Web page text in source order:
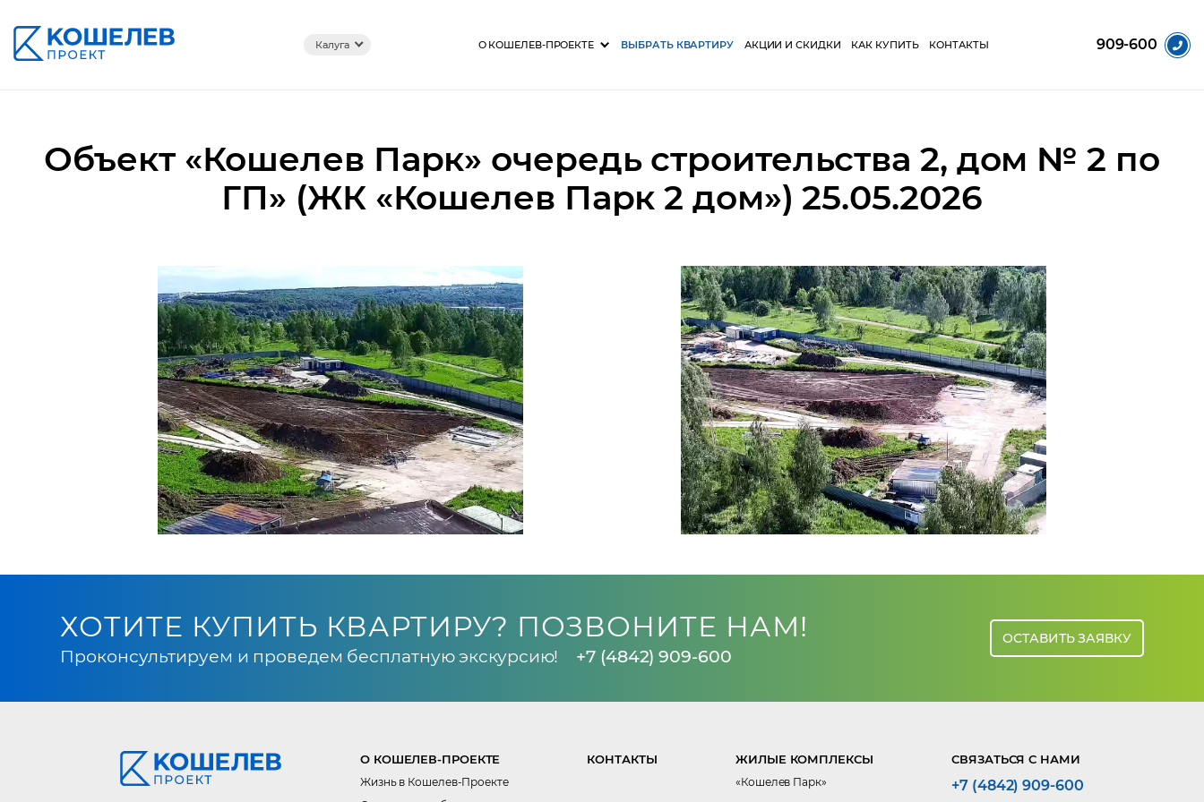
Калуга О КОШЕЛЕВ-ПРОЕКТЕ ВЫБРАТЬ КВАРТИРУ АКЦИИ И СКИДКИ КАК КУПИТЬ КОНТАКТЫ 909-600
Объект «Кошелев Парк» очередь строительства 2, дом № 2 по
ГП» (ЖК «Кошелев Парк 2 дом») 25.05.2026
ХОТИТЕ КУПИТЬ КВАРТИРУ? ПОЗВОНИТЕ НАМ!
Проконсультируем и проведем бесплатную экскурсию! +7 (4842) 909-600
ОСТАВИТЬ ЗАЯВКУ
О КОШЕЛЕВ-ПРОЕКТЕ
Жизнь в Кошелев-Проекте
КОНТАКТЫ ЖИЛЫЕ КОМПЛЕКСЫ
«Кошелев Парк»
СВЯЗАТЬСЯ С НАМИ
+7 (4842) 909-600